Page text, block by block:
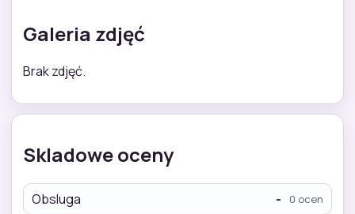
Galeria zdjęć
Brak zdjęć.
Skladowe oceny
Obsluga - 0 ocen